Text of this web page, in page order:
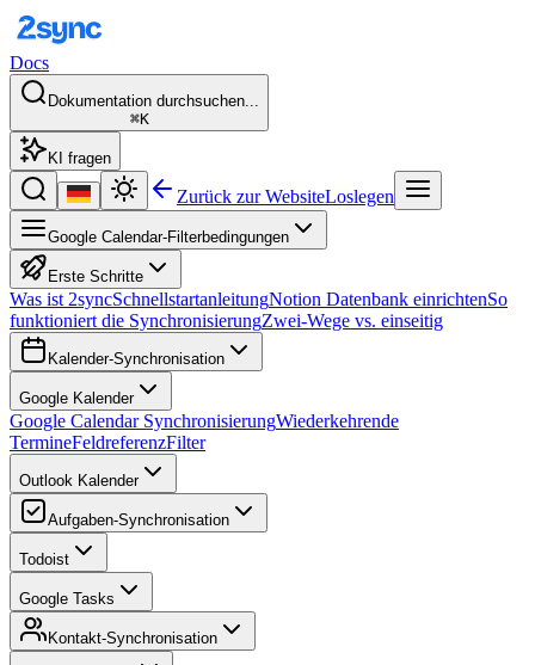
Docs
Dokumentation durchsuchen...
⌘K
KI fragen
Zurück zur WebsiteLoslegen
Google Calendar-Filterbedingungen
Erste Schritte
Was ist 2syncSchnellstartanleitungNotion Datenbank einrichtenSo
funktioniert die SynchronisierungZwei-Wege vs. einseitig
Kalender-Synchronisation
Google Kalender
Google Calendar SynchronisierungWiederkehrende
TermineFeldreferenzFilter
Outlook Kalender
Aufgaben-Synchronisation
Todoist
Google Tasks
Kontakt-Synchronisation